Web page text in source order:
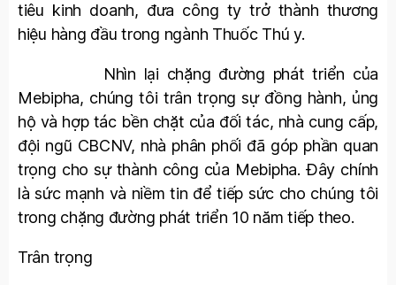
tiêu kinh doanh, đưa công ty trở thành thương
hiệu hàng đầu trong ngành Thuốc Thú y.
Nhìn lại chặng đường phát triển của
Mebipha, chúng tôi trân trọng sự đồng hành, ủng
hộ và hợp tác bền chặt của đối tác, nhà cung cấp,
đội ngũ CBCNV, nhà phân phối đã góp phần quan
trọng cho sự thành công của Mebipha. Đây chính
là sức mạnh và niềm tin để tiếp sức cho chúng tôi
trong chặng đường phát triển 10 năm tiếp theo.
Trân trọng